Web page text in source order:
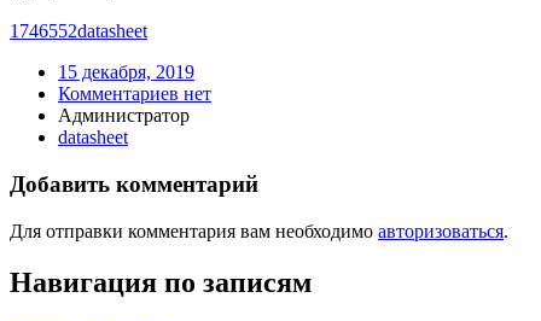
1746552datasheet
15 декабря, 2019
Комментариев нет
Администратор
datasheet
Добавить комментарий
Для отправки комментария вам необходимо авторизоваться.
Навигация по записям